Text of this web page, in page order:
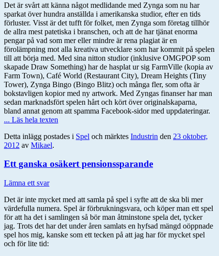
Det är svårt att känna något medlidande med Zynga som nu har
sparkat över hundra anställda i amerikanska studior, efter en tids
förluster. Visst är det tufft för folket, men Zynga som företag tillhör
de allra mest patetiska i branschen, och att de har tjänat enorma
pengar på vad som mer eller mindre är rena plagiat är en
förolämpning mot alla kreativa utvecklare som har kommit på spelen
till att börja med. Med sina nitton studior (inklusive OMGPOP som
skapade Draw Something) har de hasplat ur sig FarmVille (kopia av
Farm Town), Café World (Restaurant City), Dream Heights (Tiny
Tower), Zynga Bingo (Bingo Blitz) och många fler, som ofta är
bokstavligen kopior med ny artwork. Med Zyngas finanser har man
sedan marknadsfört spelen hårt och kört över originalskaparna,
bland annat genom att spamma Facebook-sidor med uppdateringar.
... Läs hela texten
Detta inlägg postades i Spel och märktes Industrin den 23 oktober,
2012 av Mikael.
Ett ganska osäkert pensionssparande
Lämna ett svar
Det är inte mycket med att samla på spel i syfte att de ska bli mer
värdefulla numera. Spel är förbrukningsvara, och köper man ett spel
för att ha det i samlingen så bör man åtminstone spela det, tycker
jag. Trots det har det under åren samlats en hyfsad mängd oöppnade
spel hos mig, kanske som ett tecken på att jag har för mycket spel
och för lite tid: